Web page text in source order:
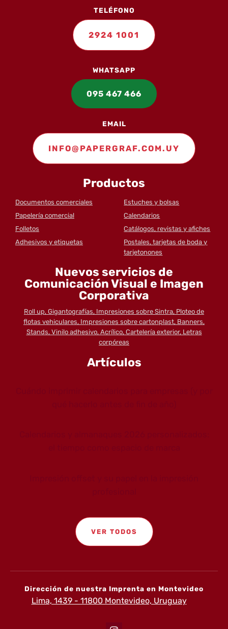
TELÉFONO
2924 1001
WHATSAPP
095 467 466
EMAIL
INFO@PAPERGRAF.COM.UY
Productos
Documentos comerciales
Papelería comercial
Folletos
Adhesivos y etiquetas
Estuches y bolsas
Calendarios
Catálogos, revistas y afiches
Postales, tarjetas de boda y
tarjetonones
Nuevos servicios de
Comunicación Visual e Imagen
Corporativa
Roll up, Gigantografías, Impresiones sobre Sintra, Ploteo de
flotas vehiculares, Impresiones sobre cartonplast, Banners,
Stands, Vinilo adhesivo, Acrílico, Cartelería exterior, Letras
corpóreas
Artículos
VER TODOS
Dirección de nuestra Imprenta en Montevideo
Lima, 1439 - 11800 Montevideo, Uruguay